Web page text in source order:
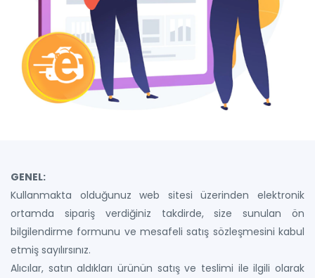
GENEL:
Kullanmakta olduğunuz web sitesi üzerinden elektronik
ortamda sipariş verdiğiniz takdirde, size sunulan ön
bilgilendirme formunu ve mesafeli satış sözleşmesini kabul
etmiş sayılırsınız.
Alıcılar, satın aldıkları ürünün satış ve teslimi ile ilgili olarak